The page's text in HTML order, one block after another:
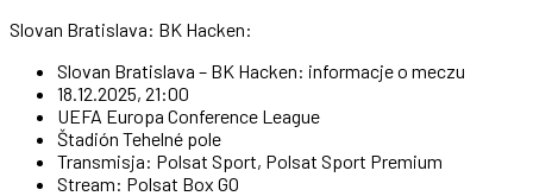
Slovan Bratislava: BK Hacken:
Slovan Bratislava – BK Hacken: informacje o meczu
18.12.2025, 21:00
UEFA Europa Conference League
Štadión Tehelné pole
Transmisja: Polsat Sport, Polsat Sport Premium
Stream: Polsat Box GO